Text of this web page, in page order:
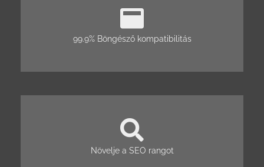
99.9% Böngésző kompatibilitás
Növelje a SEO rangot